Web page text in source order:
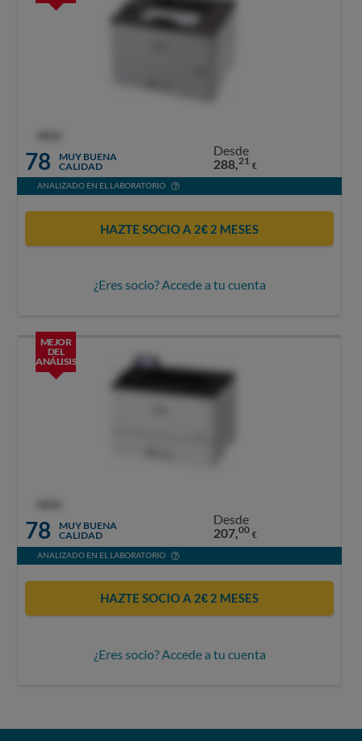
78
MUY BUENA
CALIDAD
Desde
288,21 €
ANALIZADO EN EL LABORATORIO
HAZTE SOCIO A 2€ 2 MESES
¿Eres socio? Accede a tu cuenta
MEJOR
DEL
ANÁLISIS
78
MUY BUENA
CALIDAD
Desde
207,00 €
ANALIZADO EN EL LABORATORIO
HAZTE SOCIO A 2€ 2 MESES
¿Eres socio? Accede a tu cuenta